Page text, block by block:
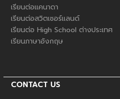
เรียนต่อแคนาดา
เรียนต่อสวิตเซอร์แลนด์
เรียนต่อ High School ต่างประเทศ
เรียนภาษาอังกฤษ
CONTACT US